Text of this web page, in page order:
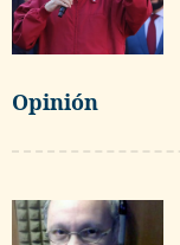
Opinión